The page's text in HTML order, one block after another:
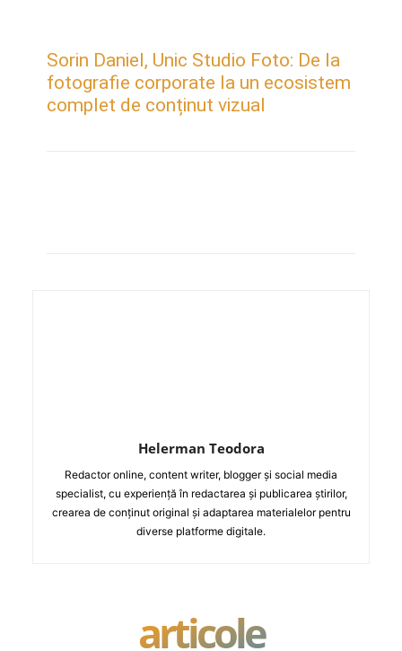
Sorin Daniel, Unic Studio Foto: De la
fotografie corporate la un ecosistem
complet de conținut vizual
Helerman Teodora
Redactor online, content writer, blogger și social media
specialist, cu experiență în redactarea și publicarea știrilor,
crearea de conținut original și adaptarea materialelor pentru
diverse platforme digitale.
articole